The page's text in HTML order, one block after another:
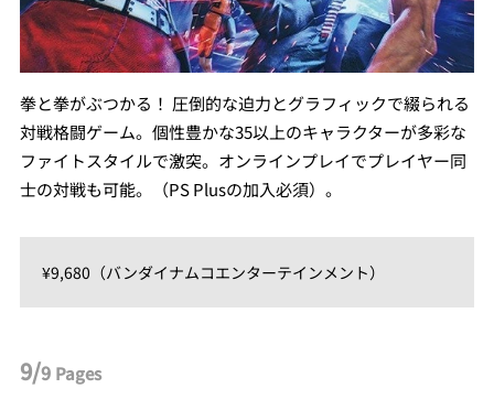
拳と拳がぶつかる！ 圧倒的な迫力とグラフィックで綴られる
対戦格闘ゲーム。個性豊かな35以上のキャラクターが多彩な
ファイトスタイルで激突。オンラインプレイでプレイヤー同
士の対戦も可能。（PS Plusの加入必須）。
¥9,680（バンダイナムコエンターテインメント）
9/9 Pages